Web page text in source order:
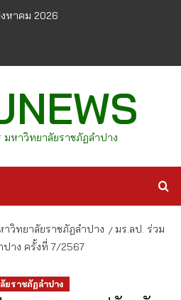
หาคม 2026
มหาวิทยาลัยราชภัฏลำปาง
วิทยาลัยราชภัฏลำปาง
มร.ลป. ร่วม
าง ครั้งที่ 7/2567
ยราชภัฏลำปาง